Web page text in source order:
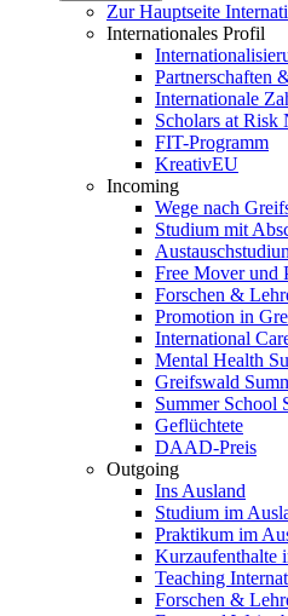
Zur Hauptseite
Internationales Profil
Partnerschaften
Internationale
Scholars at
FIT-Programm
KreativEU
Incoming
Wege nach
Studium mit
Free Mover und
Forschen &
Promotion in
International
Mental Health
Greifswald
Summer School
Geflüchtete
DAAD-Preis
Outgoing
Ins Ausland
Studium im
Praktikum im
Kurzaufenthalte
Teaching
Forschen &